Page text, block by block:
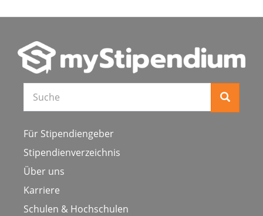
Für Stipendiengeber
Stipendienverzeichnis
Über uns
Karriere
Schulen & Hochschulen